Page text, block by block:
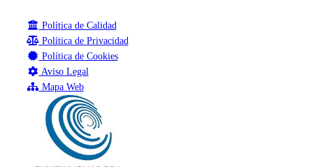
Política de Calidad
Política de Privacidad
Política de Cookies
Aviso Legal
Mapa Web